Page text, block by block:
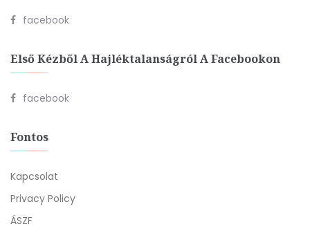
facebook
Első Kézből A Hajléktalanságról A Facebookon
facebook
Fontos
Kapcsolat
Privacy Policy
ÁSZF